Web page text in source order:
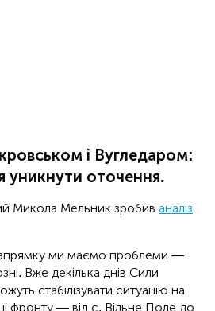
і Вугледаром:
уникнути оточення.
Микола Мельник зробив аналіз
ми маємо проблеми —
Вже декілька днів Сили
стабілізувати ситуацію на
фронту — від с. Вільне Поле до